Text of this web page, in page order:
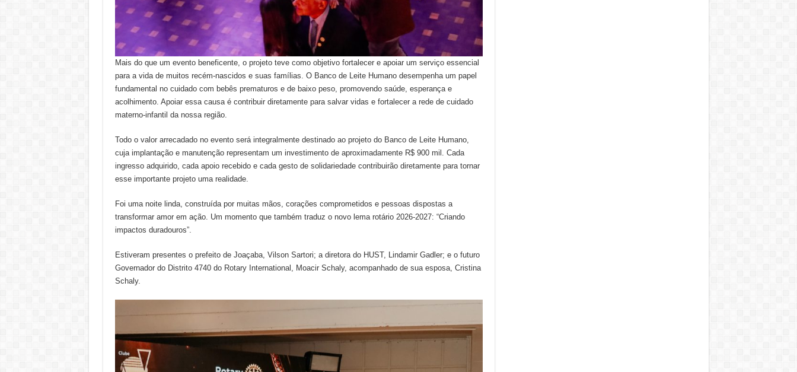
Mais do que um evento beneficente, o projeto teve como objetivo fortalecer e apoiar um serviço essencial
para a vida de muitos recém-nascidos e suas famílias. O Banco de Leite Humano desempenha um papel
fundamental no cuidado com bebês prematuros e de baixo peso, promovendo saúde, esperança e
acolhimento. Apoiar essa causa é contribuir diretamente para salvar vidas e fortalecer a rede de cuidado
materno-infantil da nossa região.
Todo o valor arrecadado no evento será integralmente destinado ao projeto do Banco de Leite Humano,
cuja implantação e manutenção representam um investimento de aproximadamente R$ 900 mil. Cada
ingresso adquirido, cada apoio recebido e cada gesto de solidariedade contribuirão diretamente para tornar
esse importante projeto uma realidade.
Foi uma noite linda, construída por muitas mãos, corações comprometidos e pessoas dispostas a
transformar amor em ação. Um momento que também traduz o novo lema rotário 2026-2027: “Criando
impactos duradouros”.
Estiveram presentes o prefeito de Joaçaba, Vilson Sartori; a diretora do HUST, Lindamir Gadler; e o futuro
Governador do Distrito 4740 do Rotary International, Moacir Schaly, acompanhado de sua esposa, Cristina
Schaly.